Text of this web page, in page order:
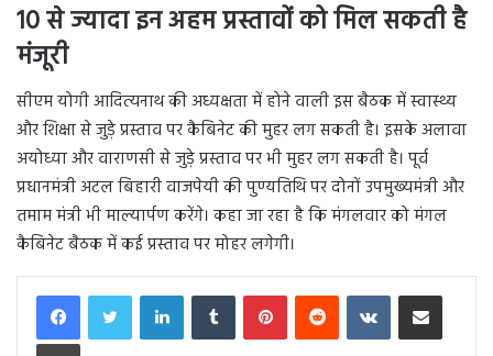
10 से ज्यादा इन अहम प्रस्तावों को मिल सकती है
मंजूरी
सीएम योगी आदित्यनाथ की अध्यक्षता में होने वाली इस बैठक में स्वास्थ्य
और शिक्षा से जुड़े प्रस्ताव पर कैबिनेट की मुहर लग सकती है। इसके अलावा
अयोध्या और वाराणसी से जुड़े प्रस्ताव पर भी मुहर लग सकती है। पूर्व
प्रधानमंत्री अटल बिहारी वाजपेयी की पुण्‍यतिथि पर दोनों उपमुख्यमंत्री और
तमाम मंत्री भी माल्यार्पण करेंगे। कहा जा रहा है कि मंगलवार को मंगल
कैबिनेट बैठक में कई प्रस्ताव पर मोहर लगेगी।
LinkedInTumblr PinterestReddit VKontakteShare via Email
Print